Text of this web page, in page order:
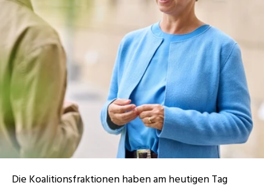
KONTAKT
RESOURCES
Blog
Careers
Docs
Die Koalitionsfraktionen haben am heutigen Tag